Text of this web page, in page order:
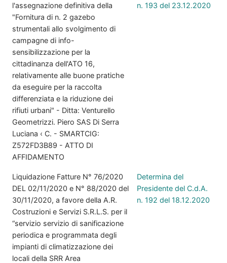
l'assegnazione definitiva della
"Fornitura di n. 2 gazebo
strumentali allo svolgimento di
campagne di info-
sensibilizzazione per la
cittadinanza dell'ATO 16,
relativamente alle buone pratiche
da eseguire per la raccolta
differenziata e la riduzione dei
rifiuti urbani" - Ditta: Venturello
Geometrizzi. Piero SAS Di Serra
Luciana ‹ C. - SMARTCIG:
Z572FD3B89 - ATTO DI
AFFIDAMENTO
n. 193 del 23.12.2020
Liquidazione Fatture N° 76/2020
DEL 02/11/2020 e N° 88/2020 del
30/11/2020, a favore della A.R.
Costruzioni e Servizi S.R.L.S. per il
“servizio servizio di sanificazione
periodica e programmata degli
impianti di climatizzazione dei
locali della SRR Area
Determina del
Presidente del C.d.A.
n. 192 del 18.12.2020